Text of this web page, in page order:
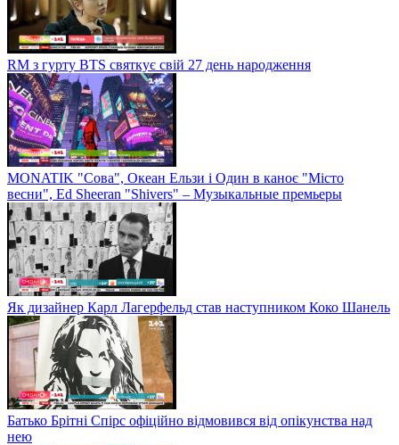
RM з гурту BTS святкує свій 27 день народження
MONATIK "Сова", Океан Ельзи і Один в каноє "Місто
весни", Ed Sheeran "Shivers" – Музыкальные премьеры
Як дизайнер Карл Лагерфельд став наступником Коко Шанель
Батько Брітні Спірс офіційно відмовився від опікунства над
нею